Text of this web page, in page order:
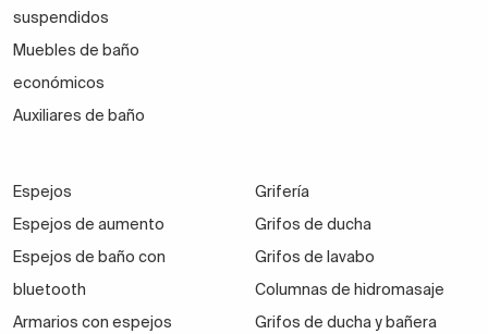
suspendidos
Muebles de baño
económicos
Auxiliares de baño
Espejos
Espejos de aumento
Espejos de baño con
bluetooth
Armarios con espejos
Grifería
Grifos de ducha
Grifos de lavabo
Columnas de hidromasaje
Grifos de ducha y bañera